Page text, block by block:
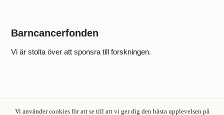
Barncancerfonden
Vi är stolta över att sponsra till forskningen.
Vi använder cookies för att se till att vi ger dig den bästa upplevelsen på